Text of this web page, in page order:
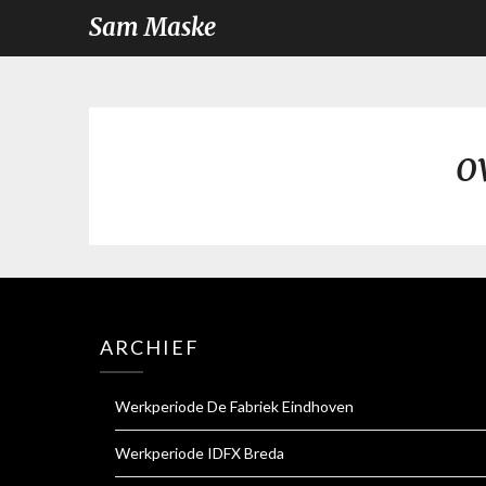
Sam Maske
ARCHIEF
Werkperiode De Fabriek Eindhoven
Werkperiode IDFX Breda